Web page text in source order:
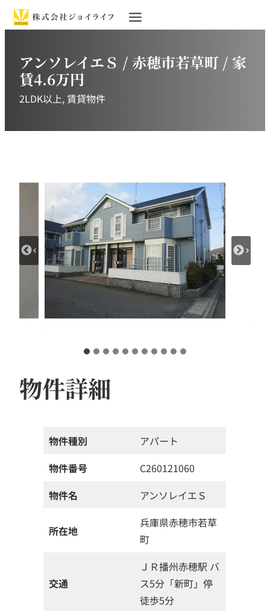
アンソレイエＳ / 赤穂市若草町 / 家
賃4.6万円
2LDK以上, 賃貸物件
物件詳細
物件種別
アパート
物件番号
C260121060
物件名
アンソレイエＳ
所在地
兵庫県赤穂市若草
町
交通
ＪＲ播州赤穂駅 バ
ス5分「新町」停
徒歩5分